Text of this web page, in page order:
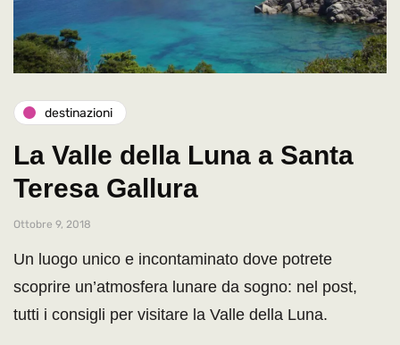
destinazioni
La Valle della Luna a Santa
Teresa Gallura
Ottobre 9, 2018
Un luogo unico e incontaminato dove potrete
scoprire un’atmosfera lunare da sogno: nel post,
tutti i consigli per visitare la Valle della Luna.